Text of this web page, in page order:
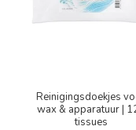
Reinigingsdoekjes
wax & apparatuur |
tissues